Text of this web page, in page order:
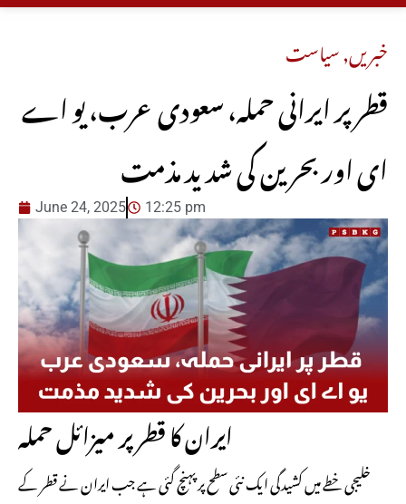
خبریں,سیاست
قطر پر ایرانی حملہ، سعودی عرب، یو اے
ای اور بحرین کی شدید مذمت
June 24, 2025 12:25 pm
ایران کا قطر پر میزائل حملہ
خلیجی خطے میں کشیدگی ایک نئی سطح پر پہنچ گئی ہے جب ایران نے قطر کے